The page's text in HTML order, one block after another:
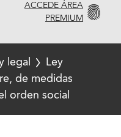
ACCEDE ÁREA
PREMIUM
legal
Ley
de medidas
orden social